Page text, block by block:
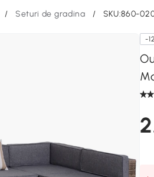
/ Seturi de gradina / SKU:860-
-